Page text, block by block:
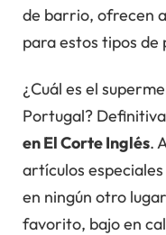
de barrio, ofrecen
para estos tipos de
¿Cuál es el
Portugal?
en El Corte Inglés.
artículos
en ningún otro
favorito, bajo en